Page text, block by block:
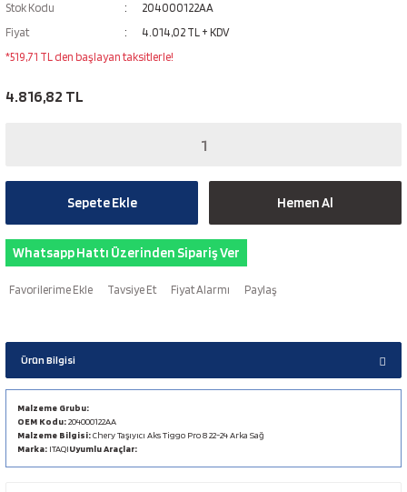
Stok Kodu
204000122AA
Fiyat
4.014,02 TL + KDV
*519,71 TL den başlayan taksitlerle!
4.816,82 TL
Sepete Ekle Hemen Al
Whatsapp Hattı Üzerinden Sipariş Ver
Tavsiye Et Fiyat Alarmı Paylaş
Ürün Bilgisi
Malzeme Grubu:
OEM Kodu:204000122AA
Malzeme Bilgisi:Chery Taşıyıcı Aks Tiggo Pro 8 22-24 Arka Sağ
Marka: ITAQIUyumlu Araçlar: